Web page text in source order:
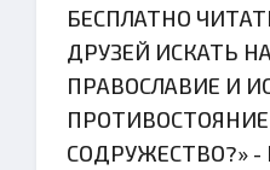
БЕСПЛАТНО
ДРУЗЕЙ ИСКАТЬ
ПРАВОСЛАВИЕ И
СОДРУЖЕСТВО?»